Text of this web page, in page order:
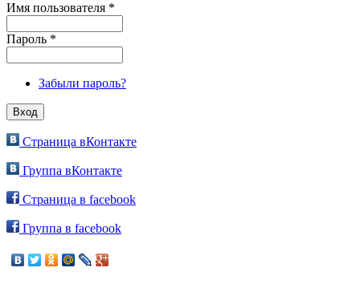
Имя пользователя *
Пароль *
Забыли пароль?
Страница вКонтакте
Группа вКонтакте
Страница в facebook
Группа в facebook